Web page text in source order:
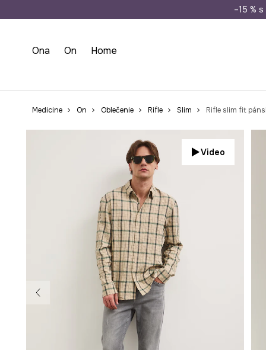
Doprava–15 %
Ona On Home
Medicine On Oblečenie Rifle Slim Rifle slim fit
Video